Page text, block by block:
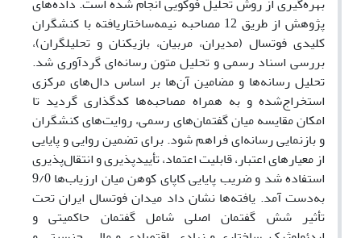
پژوهش از طریق 12 مصاحبه نیمه‌ساختاریافته با کنشگران
کلیدی فوتسال (مدیران، مربیان، بازیکنان و تحلیلگران)،
بررسی اسناد رسمی و تحلیل متون رسانه‌ای گردآوری شد.
تحلیل رسانه‌ها و مضامین آن‌ها بر اساس دال‌های مرکزی
استخراج‌شده و به همراه مصاحبه‌ها کدگذاری گردید تا
امکان مقایسه میان گفتمان‌های رسمی، روایت‌های کنشگران
و بازنمایی رسانه‌ای فراهم شود. برای تضمین روایی و پایایی
از معیارهای اعتبار، قابلیت اعتماد، تأییدپذیری و انتقال‌پذیری
استفاده شد و ضریب پایایی کاپای کوهن میان ارزیاب‌ها 9/0
به‌دست آمد. یافته‌ها نشان داد میدان فوتسال ایران تحت
تأثیر شش گفتمان اصلی شامل گفتمان حاکمیتی و